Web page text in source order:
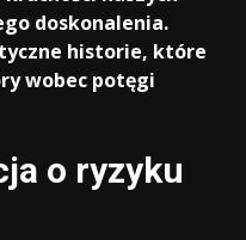
doskonalenia.
historie, które
wobec potęgi
o ryzyku